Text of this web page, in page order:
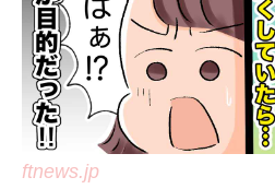
ftnews.jp